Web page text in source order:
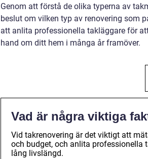
Genom att förstå de olika typerna av
beslut om vilken typ av renovering som
att anlita professionella takläggare för
hand om ditt hem i många år framöver.
Vad är några viktiga
Vid takrenovering är det viktigt att
och budget, och anlita professionella
lång livslängd.